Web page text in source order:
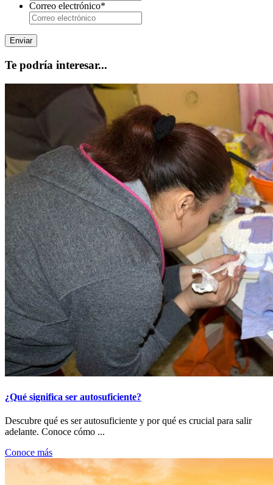
Correo electrónico*
Te podría interesar...
¿Qué significa ser autosuficiente?
Descubre qué es ser autosuficiente y por qué es crucial para salir
adelante. Conoce cómo ...
Conoce más